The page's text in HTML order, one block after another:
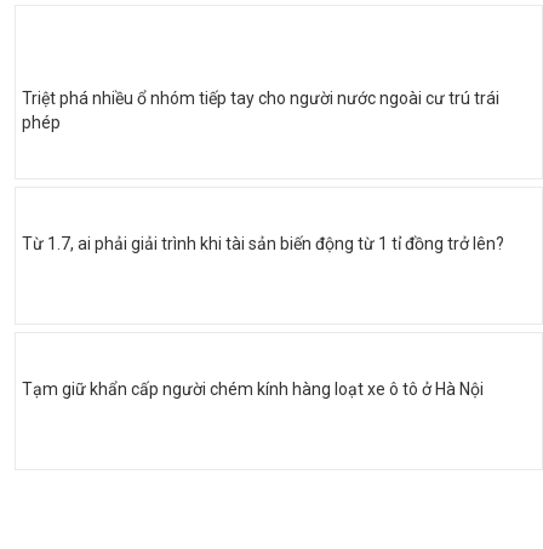
Triệt phá nhiều ổ nhóm tiếp tay cho người nước ngoài cư trú trái
phép
Từ 1.7, ai phải giải trình khi tài sản biến động từ 1 tỉ đồng trở lên?
Tạm giữ khẩn cấp người chém kính hàng loạt xe ô tô ở Hà Nội